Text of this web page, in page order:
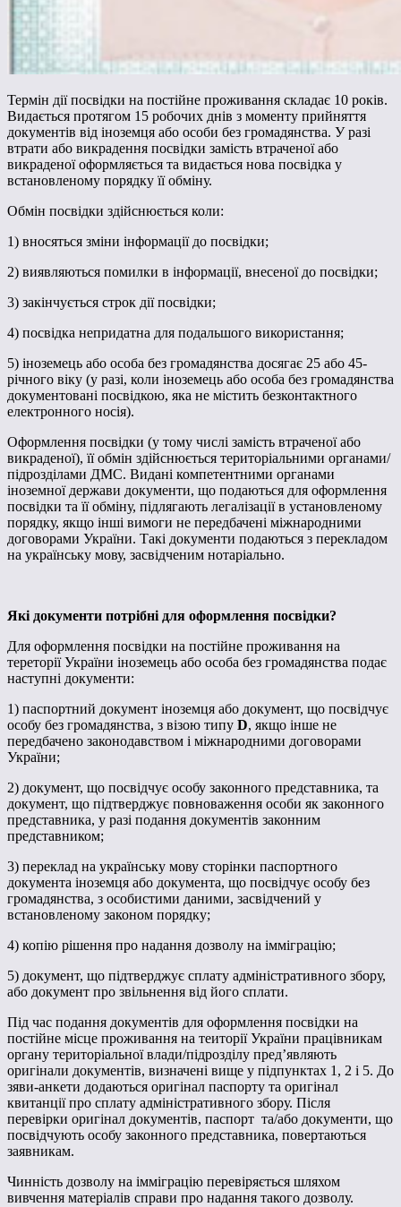
Термін дії посвідки на постійне проживання складає 10 років.
Видається протягом 15 робочих днів з моменту прийняття
документів від іноземця або особи без громадянства. У разі
втрати або викрадення посвідки замість втраченої або
викраденої оформляється та видається нова посвідка у
встановленому порядку її обміну.
Обмін посвідки здійснюється коли:
1) вносяться зміни інформації до посвідки;
2) виявляються помилки в інформації, внесеної до посвідки;
3) закінчується строк дії посвідки;
4) посвідка непридатна для подальшого використання;
5) іноземець або особа без громадянства досягає 25 або 45-
річного віку (у разі, коли іноземець або особа без громадянства
документовані посвідкою, яка не містить безконтактного
електронного носія).
Оформлення посвідки (у тому числі замість втраченої або
викраденої), її обмін здійснюється територіальними органами/
підрозділами ДМС. Видані компетентними органами
іноземної держави документи, що подаються для оформлення
посвідки та її обміну, підлягають легалізації в установленому
порядку, якщо інші вимоги не передбачені міжнародними
договорами України. Такі документи подаються з перекладом
на українську мову, засвідченим нотаріально.
Які документи потрібні для оформлення посвідки?
Для оформлення посвідки на постійне проживання на
тереторії України іноземець або особа без громадянства подає
наступні документи:
1) паспортний документ іноземця або документ, що посвідчує
особу без громадянства, з візою типу D, якщо інше не
передбачено законодавством і міжнародними договорами
України;
2) документ, що посвідчує особу законного представника, та
документ, що підтверджує повноваження особи як законного
представника, у разі подання документів законним
представником;
3) переклад на українську мову сторінки паспортного
документа іноземця або документа, що посвідчує особу без
громадянства, з особистими даними, засвідчений у
встановленому законом порядку;
4) копію рішення про надання дозволу на імміграцію;
5) документ, що підтверджує сплату адміністративного збору,
або документ про звільнення від його сплати.
Під час подання документів для оформлення посвідки на
постійне місце проживання на теиторії України працівникам
органу територіальної влади/підрозділу пред’являють
оригінали документів, визначені вище у підпунктах 1, 2 і 5. До
зяви-анкети додаються оригінал паспорту та оригінал
квитанції про сплату адміністративного збору. Після
перевірки оригінал документів, паспорт та/або документи, що
посвідчують особу законного представника, повертаються
заявникам.
Чинність дозволу на імміграцію перевіряється шляхом
вивчення матеріалів справи про надання такого дозволу.